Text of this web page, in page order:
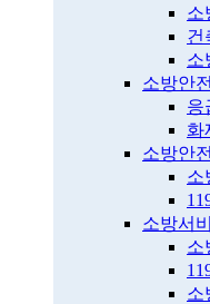
소
건
소
소방안
응
화
소방안
소
소방서
소
소